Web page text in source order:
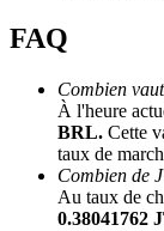
FAQ
Combien
À l'heure
BRL. Cette
taux de
Combien de
Au taux de
0.38041762